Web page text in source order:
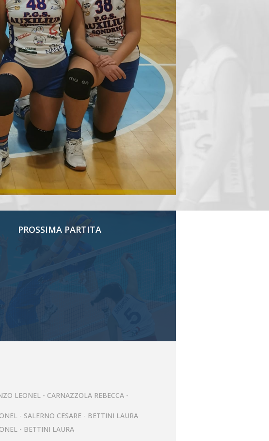
PROSSIMA PARTITA
LEONEL - CARNAZZOLA REBECCA -
- SALERNO CESARE - BETTINI LAURA
- BETTINI LAURA